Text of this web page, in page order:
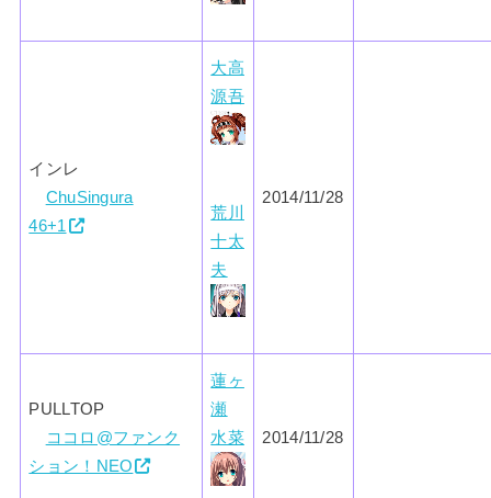
インレ
ChuSingura
46+1
大高
源吾
荒川
十太
夫
2014/11/28
PULLTOP
ココロ@ファンク
ション！NEO
蓮ヶ
瀬
水菜
2014/11/28